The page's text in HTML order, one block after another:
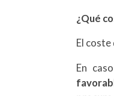
¿Qué
El
En